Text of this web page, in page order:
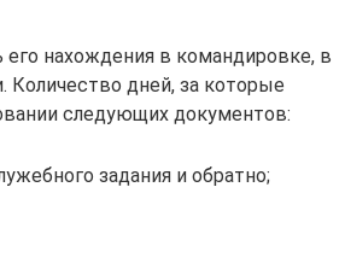
нахождения в командировке, в
дней, за которые
следующих документов:
задания и обратно;